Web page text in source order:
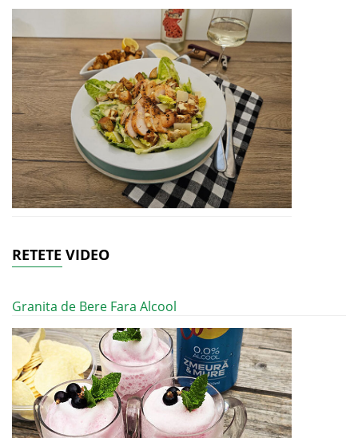
RETETE VIDEO
Granita de Bere Fara Alcool